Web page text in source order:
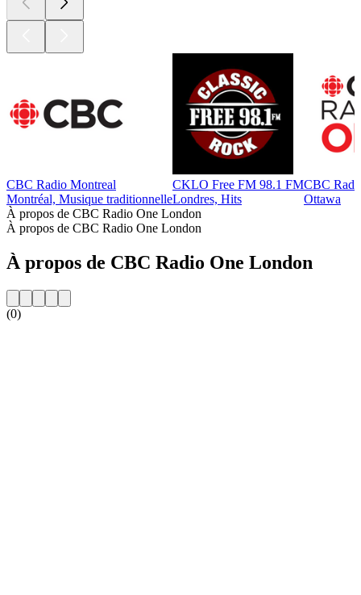
CBC Radio Montreal
Montréal, Musique traditionnelle
CKLO Free FM 98.1 FM
Londres, Hits
CBC
Ottawa
À propos de CBC Radio One London
À propos de CBC Radio One London
À propos de CBC Radio One London
(0)